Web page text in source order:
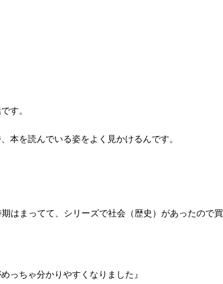
す。
本を読んでいる姿をよく見かけるんです。
はまってて、シリーズで社会（歴史）があったので買
っちゃ分かりやすくなりました』